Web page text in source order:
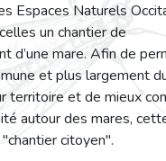
Espaces Naturels
un chantier de
d’une mare. Afin de
et plus largement
territoire et de mieux
autour des mares,
citoyen".